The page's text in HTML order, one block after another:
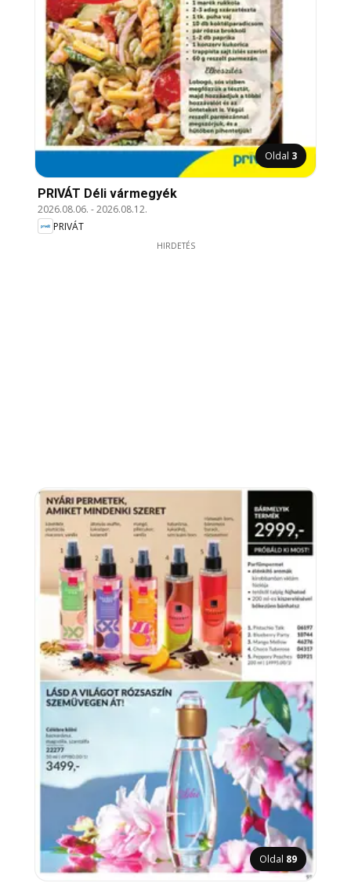
Oldal 3
PRIVÁT Déli vármegyék
2026.08.06. -2026.08.12.
PRIVÁT
HIRDETÉS
Oldal 89